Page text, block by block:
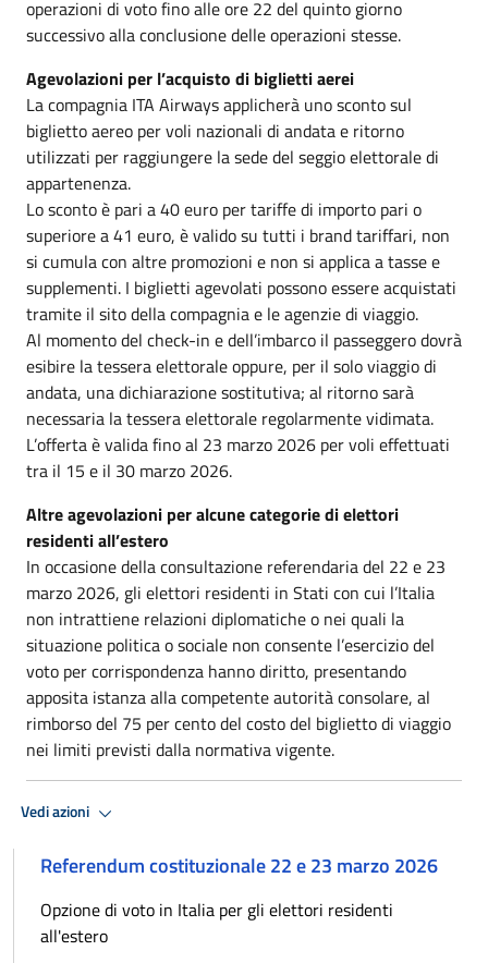
operazioni di voto fino alle ore 22 del quinto giorno
successivo alla conclusione delle operazioni stesse.
Agevolazioni per l’acquisto di biglietti aerei
La compagnia ITA Airways applicherà uno sconto sul
biglietto aereo per voli nazionali di andata e ritorno
utilizzati per raggiungere la sede del seggio elettorale di
appartenenza.
Lo sconto è pari a 40 euro per tariffe di importo pari o
superiore a 41 euro, è valido su tutti i brand tariffari, non
si cumula con altre promozioni e non si applica a tasse e
supplementi. I biglietti agevolati possono essere acquistati
tramite il sito della compagnia e le agenzie di viaggio.
Al momento del check-in e dell’imbarco il passeggero dovrà
esibire la tessera elettorale oppure, per il solo viaggio di
andata, una dichiarazione sostitutiva; al ritorno sarà
necessaria la tessera elettorale regolarmente vidimata.
L’offerta è valida fino al 23 marzo 2026 per voli effettuati
tra il 15 e il 30 marzo 2026.
Altre agevolazioni per alcune categorie di elettori
residenti all’estero
In occasione della consultazione referendaria del 22 e 23
marzo 2026, gli elettori residenti in Stati con cui l’Italia
non intrattiene relazioni diplomatiche o nei quali la
situazione politica o sociale non consente l’esercizio del
voto per corrispondenza hanno diritto, presentando
apposita istanza alla competente autorità consolare, al
rimborso del 75 per cento del costo del biglietto di viaggio
nei limiti previsti dalla normativa vigente.
Vedi azioni
Referendum costituzionale 22 e 23 marzo 2026
Opzione di voto in Italia per gli elettori residenti
all'estero